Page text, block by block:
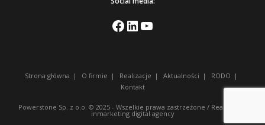
Strona główna O firmie Realizacje Aktualności
RODO
Kontakt
Powerstone Sp. z o.o. © 2025 - Wszelkie prawa zastrzeżone / Realizacja
inmarketing digital agency